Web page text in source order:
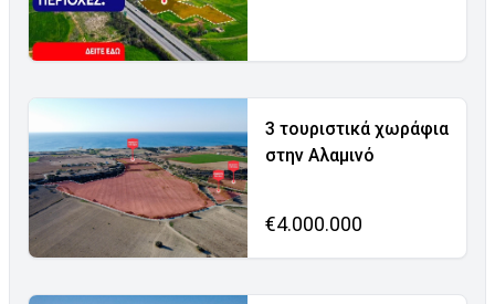
3 τουριστικά χωράφια
στην Αλαμινό
€4.000.000